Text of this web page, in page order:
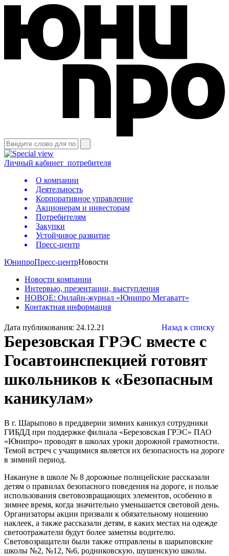
Личный кабинет потребителя
О компании
Деятельность
Корпоративное управление
Акционерам и инвесторам
Потребителям
Закупки
Устойчивое развитие
Пресс-центр
ЮнипроПресс-центрНовости
Новости компании
Интервью, презентации, выступления
НОВОЕ: Онлайн-журнал «Юнипро Мегаватт»
Контактная информация
Дата публикования: 24.12.21 Назад к списку
Березовская ГРЭС вместе с
Госавтоинспекцией готовят
школьников к «Безопасным
каникулам»
В г. Шарыпово в преддверии зимних каникул сотрудники
ГИБДД при поддержке филиала «Березовская ГРЭС» ПАО
«Юнипро» проводят в школах уроки дорожной грамотности.
Темой встреч с учащимися является их безопасность на дороге
в зимний период.
Накануне в школе № 8 дорожные полицейские рассказали
детям о правилах безопасного поведения на дороге, и пользе
использования световозвращающих элементов, особенно в
зимнее время, когда значительно уменьшается световой день.
Организаторы акции призвали к обязательному ношению
наклеек, а также рассказали детям, в каких местах на одежде
светоотражатели будут более заметны водителю.
Световозращатели были также отправлены в шарыповские
школы №2, №12, №6, родниковскую, шушенскую школы.